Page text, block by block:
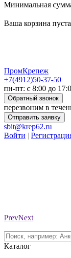
Минимальная
Ваша корзина
ПромКрепеж
+7(4912)50-37-50
пн-пт: с 8:00 до
Обратный звонок
перезвоним в
Отправить заявку
sbit@krep62.ru
Войти |
PrevNext
Каталог